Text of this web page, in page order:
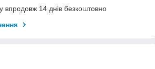
впродовж 14 днів безкоштовно